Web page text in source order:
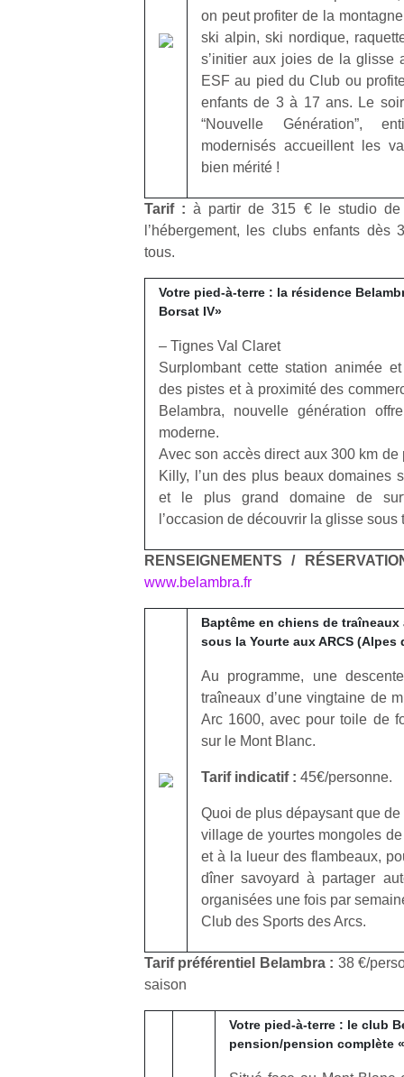
on peut profiter de la
ski alpin, ski nordique,
sʼinitier aux joies de la glisse
ESF au pied du Club ou
enfants de 3 à 17 ans. Le
“Nouvelle Génération”,
modernisés accueillent les
bien mérité !
Tarif : à partir de 315 € le studio de
lʼhébergement, les clubs enfants
tous.
Votre pied-à-terre : la résidence
Borsat IV»
– Tignes Val Claret
Surplombant cette station animée
des pistes et à proximité des
Belambra, nouvelle génération
moderne.
Avec son accès direct aux 300 km de
Killy, lʼun des plus beaux domaines
et le plus grand domaine de surf
lʼoccasion de découvrir la glisse sous
RENSEIGNEMENTS /
www.belambra.fr
Baptême en chiens de
sous la Yourte aux ARCS (Alpes
Au programme, une
traîneaux dʼune vingtaine de
Arc 1600, avec pour toile de
sur le Mont Blanc.
Tarif indicatif : 45€/personne.
Quoi de plus dépaysant que
village de yourtes mongoles
et à la lueur des flambeaux,
dîner savoyard à partager
organisées une fois par
Club des Sports des Arcs.
Tarif préférentiel Belambra : 38 €/
saison
Votre pied-à-terre : le club
pension/pension complète
à